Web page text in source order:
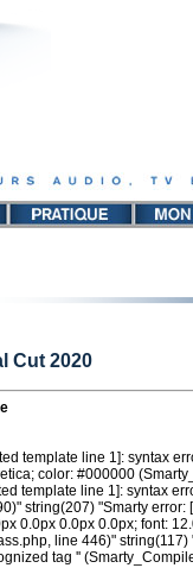
Cut 2020
template line 1]: syntax
color: #000000
template line 1]: syntax
string(207) "Smarty
0.0px 0.0px 0.0px; font:
line 446)" string(117)
tag ''